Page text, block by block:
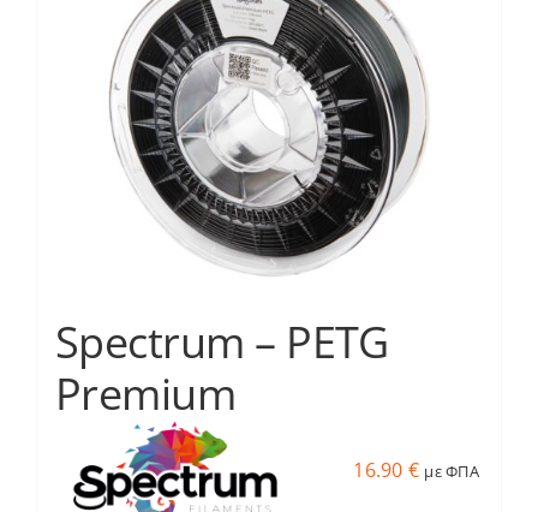
Services
Academy
Software
Blog
Επικοινωνία
Spectrum – PETG
Premium
16.90 € με ΦΠΑ